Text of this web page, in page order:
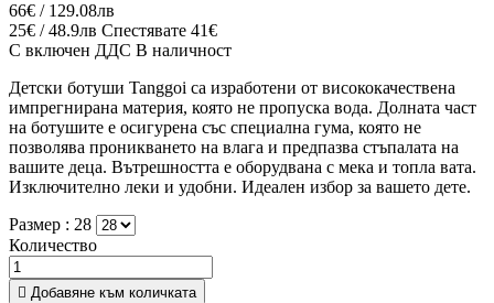
66€ / 129.08лв
25€ / 48.9лв Спестявате 41€
С включен ДДС В наличност
Детски ботуши Tanggoi са изработени от висококачествена
импрегнирана материя, която не пропуска вода. Долната част
на ботушите е осигурена със специална гума, която не
позволява проникването на влага и предпазва стъпалата на
вашите деца. Вътрешността е оборудвана с мека и топла вата.
Изключително леки и удобни. Идеален избор за вашето дете.
Размер : 28
Количество
 Добавяне към количката